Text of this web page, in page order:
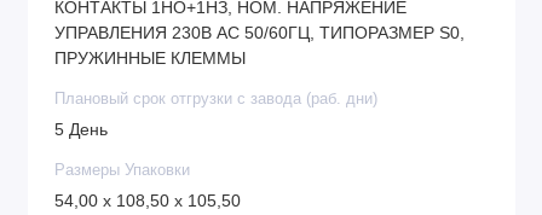
КОНТАКТЫ 1НО+1НЗ, НОМ. НАПРЯЖЕНИЕ
УПРАВЛЕНИЯ 230В АС 50/60ГЦ, ТИПОРАЗМЕР S0,
ПРУЖИННЫЕ КЛЕММЫ
Плановый срок отгрузки с завода (раб. дни)
5 День
Размеры Упаковки
54,00 x 108,50 x 105,50